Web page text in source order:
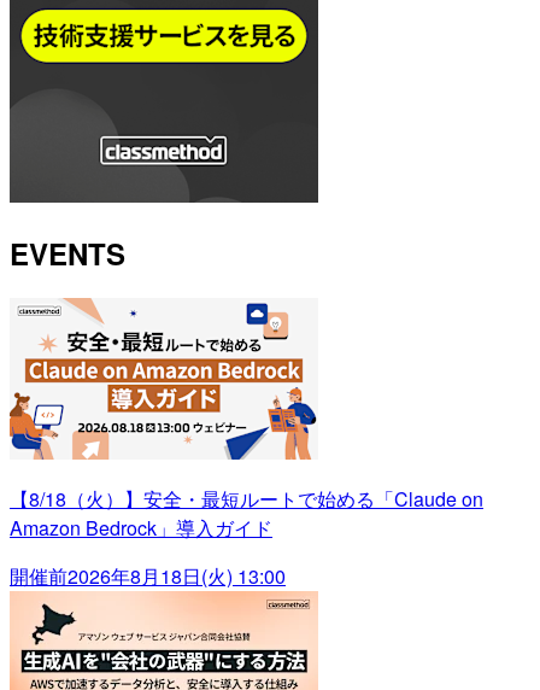
EVENTS
【8/18（火）】安全・最短ルートで始める「Claude on
Amazon Bedrock」導入ガイド
開催前2026年8月18日(火) 13:00